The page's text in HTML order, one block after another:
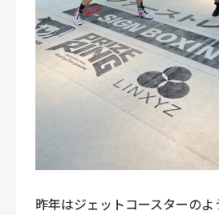
昨年はジェットコースターの